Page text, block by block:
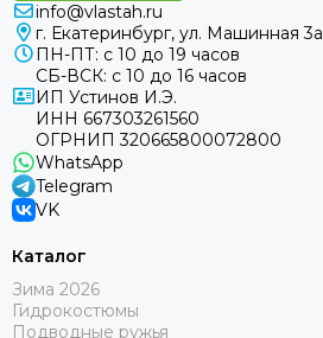
info@vlastah.ru
г. Екатеринбург, ул. Машинная 3а
ПН-ПТ: с 10 до 19 часов
СБ-ВСК: с 10 до 16 часов
ИП Устинов И.Э.
ИНН 667303261560
ОГРНИП 320665800072800
WhatsApp
Telegram
VK
Каталог
Зима 2026
Гидрокостюмы
Подводные ружья